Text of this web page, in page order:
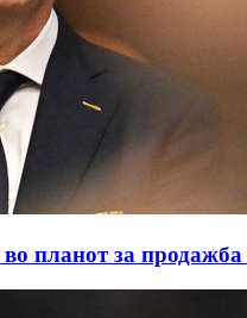
планот за продажба